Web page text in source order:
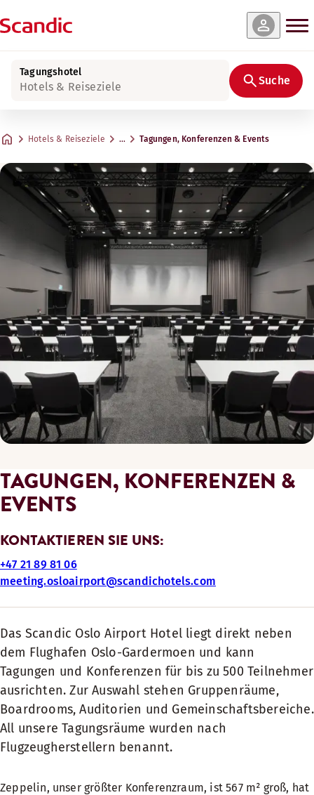
Tagungshotel
Hotels & Reiseziele Suche
Hotels & Reiseziele … Tagungen, Konferenzen & Events
TAGUNGEN, KONFERENZEN &
EVENTS
KONTAKTIEREN SIE UNS:
+47 21 89 81 06
meeting.osloairport@scandichotels.com
Das Scandic Oslo Airport Hotel liegt direkt neben
dem Flughafen Oslo-Gardermoen und kann
Tagungen und Konferenzen für bis zu 500 Teilnehmer
ausrichten. Zur Auswahl stehen Gruppenräume,
Boardrooms, Auditorien und Gemeinschaftsbereiche.
All unsere Tagungsräume wurden nach
Flugzeugherstellern benannt.
Zeppelin, unser größter Konferenzraum, ist 567 m² groß, hat